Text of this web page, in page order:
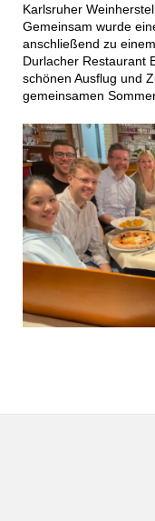
Karlsruher
Gemeinsam wurde
anschließend zu
Durlacher Restaurant
schönen Ausflug und
gemeinsamen